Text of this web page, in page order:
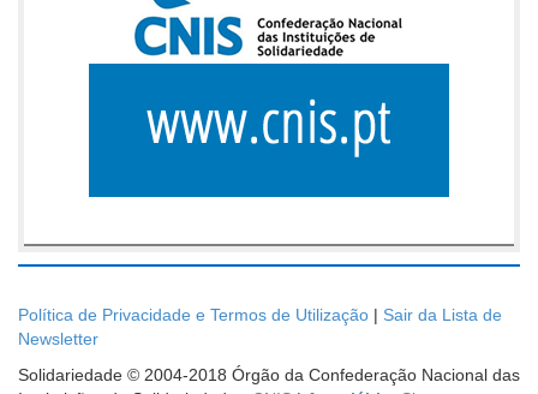
Política de Privacidade e Termos de Utilização | Sair da Lista de
Newsletter
Solidariedade © 2004-2018 Órgão da Confederação Nacional das